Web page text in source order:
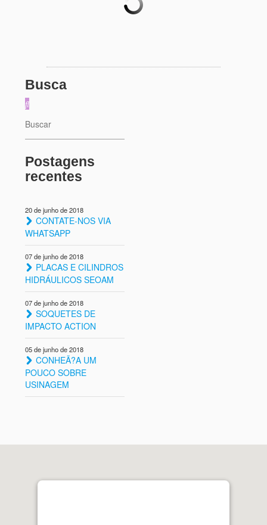
Busca
Postagens
recentes
20 de junho de 2018
CONTATE-NOS VIA
WHATSAPP
07 de junho de 2018
PLACAS E CILINDROS
HIDRÁULICOS SEOAM
07 de junho de 2018
SOQUETES DE
IMPACTO ACTION
05 de junho de 2018
CONHEÃ?A UM
POUCO SOBRE
USINAGEM